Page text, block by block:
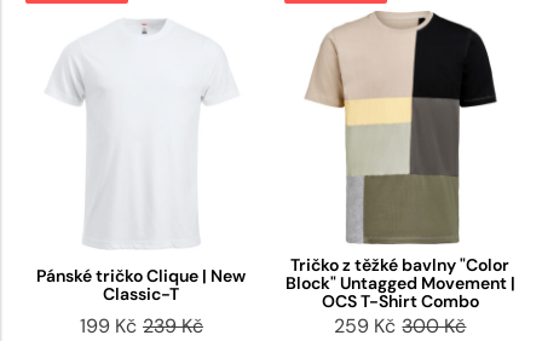
Pánské tričko Clique | New
Classic-T
199 Kč 239 Kč
Tričko z těžké bavlny "Color
Block" Untagged Movement |
OCS T-Shirt Combo
259 Kč 300 Kč